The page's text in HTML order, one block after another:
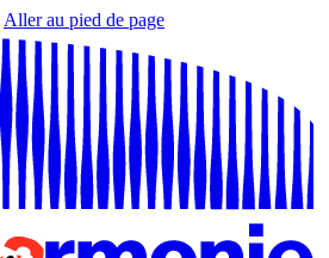
Aller au pied de page